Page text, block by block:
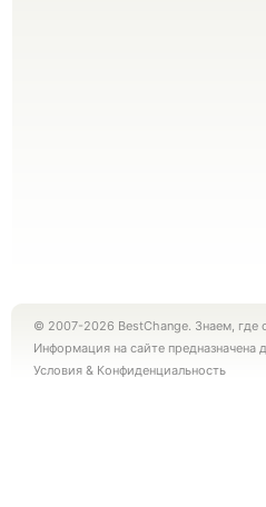
© 2007-2026 BestChange. Знаем, где
Информация на сайте предназначена
Условия & Конфиденциальность